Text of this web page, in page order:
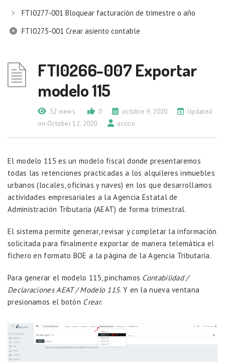
FTI0277-001 Bloquear facturación de trimestre o año
FTI0275-001 Crear asiento contable
FTI0266-007 Exportar
modelo 115
52 views 0 octubre 9, 2020
Updated
on October 12, 2020
accon
El modelo 115 es un modelo fiscal donde presentaremos
todas las retenciones practicadas a los alquileres inmuebles
urbanos (locales, oficinas y naves) en los que desarrollamos
actividades empresariales a la Agencia Estatal de
Administración Tributaria (AEAT) de forma trimestral.
El sistema permite generar, revisar y completar la información
solicitada para finalmente exportar de manera telemática el
fichero en formato BOE a la página de la Agencia Tributaria.
Para generar el modelo 115, pinchamos Contabilidad /
Declaraciones AEAT / Modelo 115. Y en la nueva ventana
presionamos el botón Crear.